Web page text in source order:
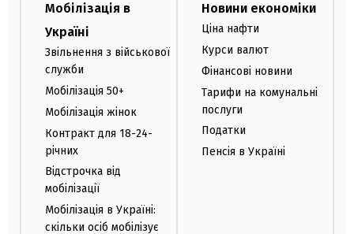
Мобілізація в
Україні
Звільнення з військової
служби
Мобілізація 50+
Мобілізація жінок
Контракт для 18-24-
річних
Відстрочка від
мобілізації
Мобілізація в Україні:
скільки осіб мобілізує
Новини економіки
Ціна нафти
Курси валют
Фінансові новини
Тарифи на комунальні
послуги
Податки
Пенсія в Україні